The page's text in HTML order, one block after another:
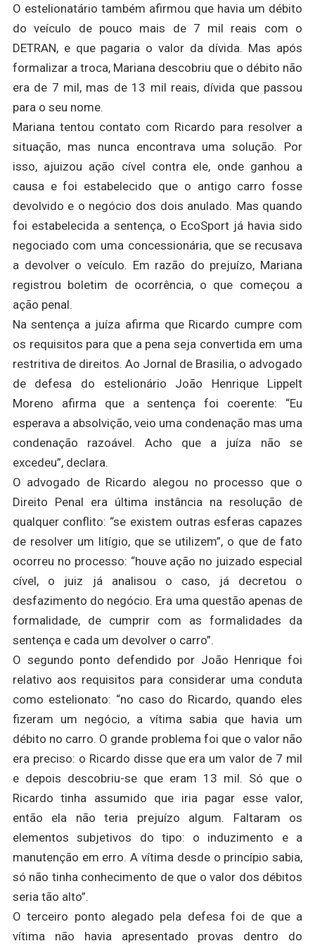
O estelionatário também afirmou que havia um débito
do veículo de pouco mais de 7 mil reais com o
DETRAN, e que pagaria o valor da dívida. Mas após
formalizar a troca, Mariana descobriu que o débito não
era de 7 mil, mas de 13 mil reais, dívida que passou
para o seu nome.
Mariana tentou contato com Ricardo para resolver a
situação, mas nunca encontrava uma solução. Por
isso, ajuizou ação cível contra ele, onde ganhou a
causa e foi estabelecido que o antigo carro fosse
devolvido e o negócio dos dois anulado. Mas quando
foi estabelecida a sentença, o EcoSport já havia sido
negociado com uma concessionária, que se recusava
a devolver o veículo. Em razão do prejuízo, Mariana
registrou boletim de ocorrência, o que começou a
ação penal.
Na sentença a juíza afirma que Ricardo cumpre com
os requisitos para que a pena seja convertida em uma
restritiva de direitos. Ao Jornal de Brasilia, o advogado
de defesa do estelionário João Henrique Lippelt
Moreno afirma que a sentença foi coerente: “Eu
esperava a absolvição, veio uma condenação mas uma
condenação razoável. Acho que a juíza não se
excedeu”, declara.
O advogado de Ricardo alegou no processo que o
Direito Penal era última instância na resolução de
qualquer conflito: “se existem outras esferas capazes
de resolver um litígio, que se utilizem”, o que de fato
ocorreu no processo: “houve ação no juizado especial
cível, o juiz já analisou o caso, já decretou o
desfazimento do negócio. Era uma questão apenas de
formalidade, de cumprir com as formalidades da
sentença e cada um devolver o carro”.
O segundo ponto defendido por João Henrique foi
relativo aos requisitos para considerar uma conduta
como estelionato: “no caso do Ricardo, quando eles
fizeram um negócio, a vítima sabia que havia um
débito no carro. O grande problema foi que o valor não
era preciso: o Ricardo disse que era um valor de 7 mil
e depois descobriu-se que eram 13 mil. Só que o
Ricardo tinha assumido que iria pagar esse valor,
então ela não teria prejuízo algum. Faltaram os
elementos subjetivos do tipo: o induzimento e a
manutenção em erro. A vítima desde o princípio sabia,
só não tinha conhecimento de que o valor dos débitos
seria tão alto”.
O terceiro ponto alegado pela defesa foi de que a
vítima não havia apresentado provas dentro do